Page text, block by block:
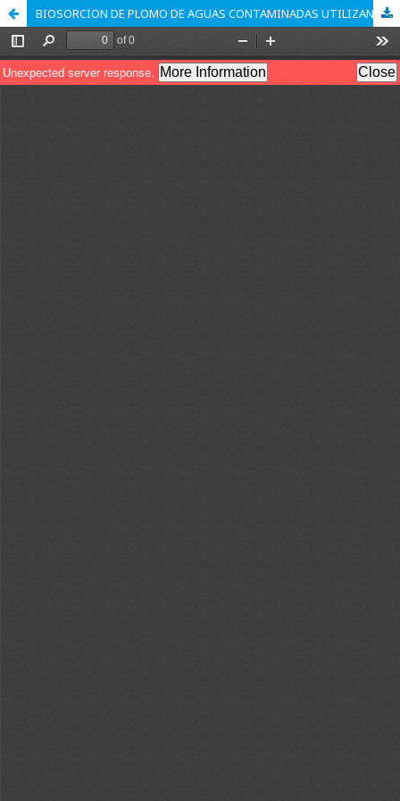
BIOSORCION DE PLOMO DE AGUAS CONTAMINADAS UTILIZANDO Pennisetum clandestinum Hochst (KIKUYO)